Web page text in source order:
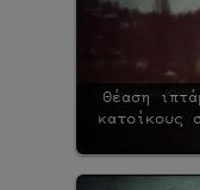
Θέαση
κατοίκους